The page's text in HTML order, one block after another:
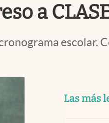
a
escolar.
Las más